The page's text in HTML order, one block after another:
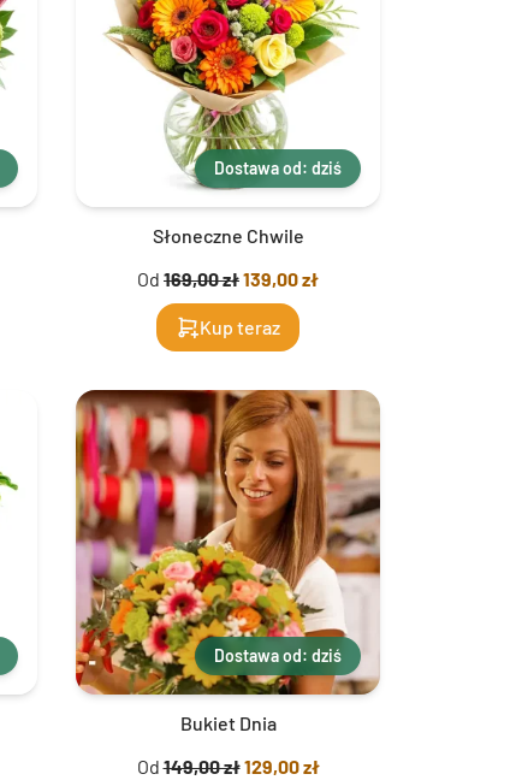
Dostawa od: dziś
Słoneczne Chwile
Od 169,00 zł139,00 zł
Kup teraz
Dostawa od: dziś
Bukiet Dnia
Od149,00 zł129,00 zł